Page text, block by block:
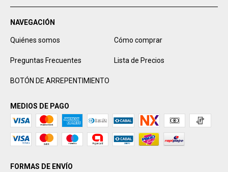
NAVEGACIÓN
Quiénes somos Cómo comprar
Preguntas Frecuentes Lista de Precios
BOTÓN DE ARREPENTIMIENTO
MEDIOS DE PAGO
FORMAS DE ENVÍO